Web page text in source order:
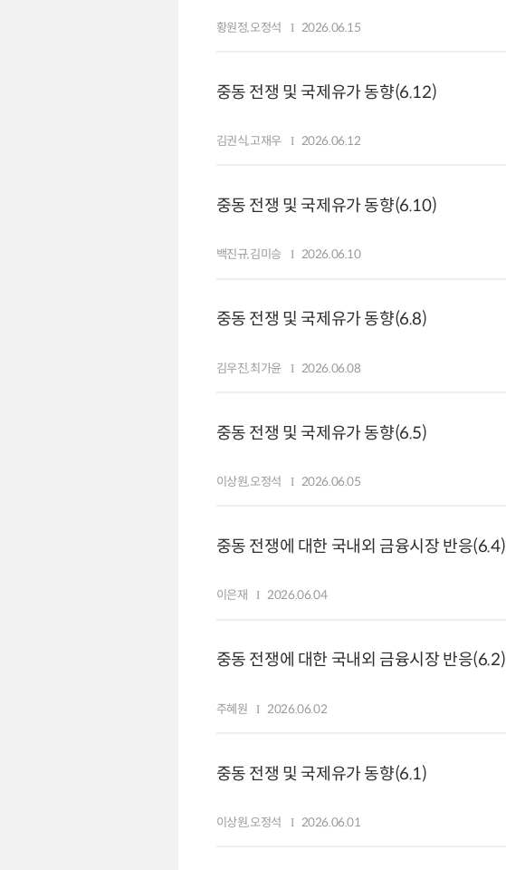
황원정,오정석 2026.06.15
중동 전쟁 및 국제유가 동향(6.12)
김권식,고재우 2026.06.12
중동 전쟁 및 국제유가 동향(6.10)
백진규,김미승 2026.06.10
중동 전쟁 및 국제유가 동향(6.8)
김우진,최가윤 2026.06.08
중동 전쟁 및 국제유가 동향(6.5)
이상원,오정석 2026.06.05
중동 전쟁에 대한 국내외 금융시장 반응(6.4)
이은재 2026.06.04
중동 전쟁에 대한 국내외 금융시장 반응(6.2)
주혜원 2026.06.02
중동 전쟁 및 국제유가 동향(6.1)
이상원,오정석 2026.06.01